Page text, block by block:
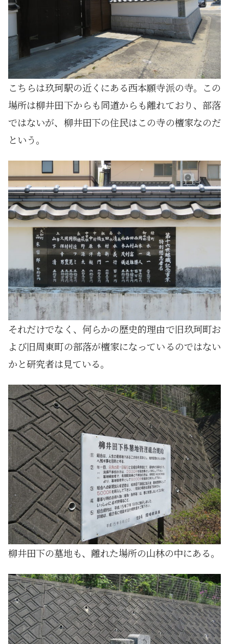
こちらは玖珂駅の近くにある西本願寺派の寺。この
場所は柳井田下からも同道からも離れており、部落
ではないが、柳井田下の住民はこの寺の檀家なのだ
という。
それだけでなく、何らかの歴史的理由で旧玖珂町お
よび旧周東町の部落が檀家になっているのではない
かと研究者は見ている。
柳井田下の墓地も、離れた場所の山林の中にある。